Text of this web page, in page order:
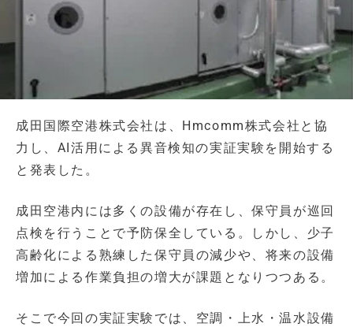
成田国際空港株式会社は、Hmcomm株式会社と協
力し、AI活用による異音検知の実証実験を開始する
と発表した。
成田空港内には多くの設備が存在し、保守員が巡回
点検を行うことで予防保全している。しかし、少子
高齢化による熟練した保守員の減少や、将来の設備
増加による作業負担の増大が課題となりつつある。
そこで今回の実証実験では、空調・上水・温水設備